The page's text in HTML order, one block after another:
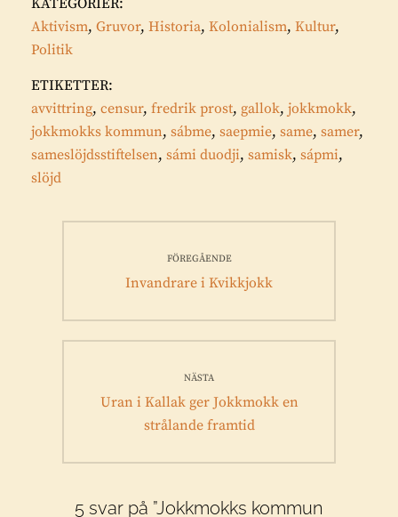
KATEGORIER:
Aktivism, Gruvor, Historia, Kolonialism, Kultur,
Politik
ETIKETTER:
avvittring, censur, fredrik prost, gallok, jokkmokk,
jokkmokks kommun, sábme, saepmie, same, samer,
sameslöjdsstiftelsen, sámi duodji, samisk, sápmi,
slöjd
FÖREGÅENDE
Föregående
Invandrare i Kvikkjokk
NÄSTA
Nästa
Uran i Kallak ger Jokkmokk en
strålande framtid
5 svar på ”Jokkmokks kommun